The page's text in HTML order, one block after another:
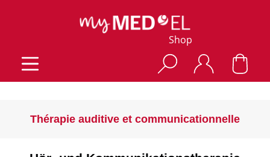
Shop
Thérapie auditive et communicationnelle